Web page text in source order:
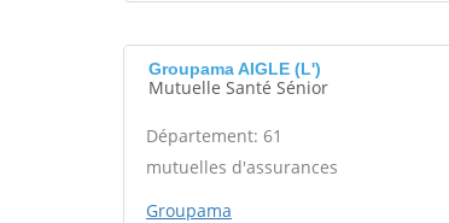
Groupama AIGLE (L')
Mutuelle Santé Sénior
Département: 61
mutuelles d'assurances
Groupama